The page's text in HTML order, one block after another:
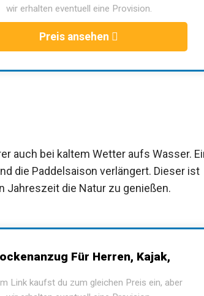
wir erhalten eventuell eine Provision.
Preis ansehen
auch bei kaltem Wetter aufs Wasser.
die Paddelsaison verlängert. Dieser ist
Jahreszeit die Natur zu genießen.
Für Herren, Kajak,
Link kaufst du zum gleichen Preis ein, aber